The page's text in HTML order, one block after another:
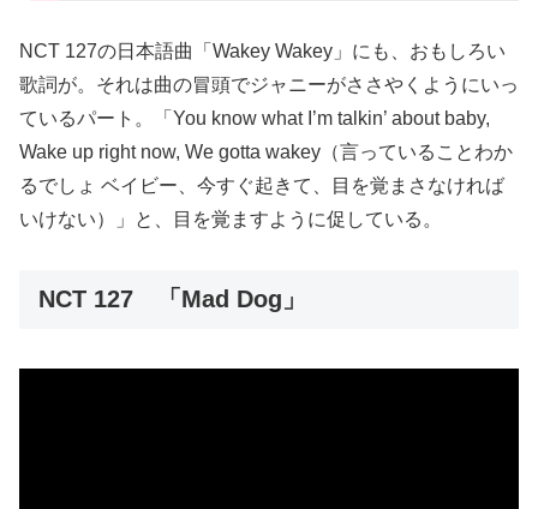
NCT 127の日本語曲「Wakey Wakey」にも、おもしろい
歌詞が。それは曲の冒頭でジャニーがささやくようにいっ
ているパート。「You know what I’m talkin’ about baby,
Wake up right now, We gotta wakey（言っていることわか
るでしょ ベイビー、今すぐ起きて、目を覚まさなければ
いけない）」と、目を覚ますように促している。
NCT 127 「Mad Dog」